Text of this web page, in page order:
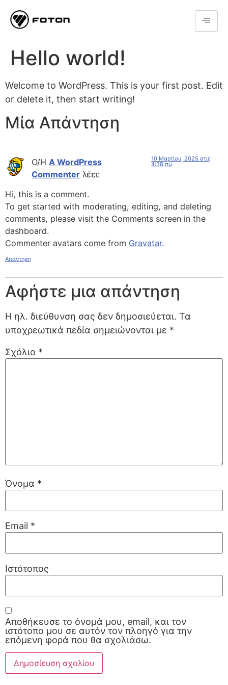
Hello world!
Welcome to WordPress. This is your first post. Edit
or delete it, then start writing!
Μία Απάντηση
Ο/Η A WordPress
Commenter λέει:
10 Μαρτίου, 2025 στις
4:38 πμ
Hi, this is a comment.
To get started with moderating, editing, and deleting
comments, please visit the Comments screen in the
dashboard.
Commenter avatars come from Gravatar.
Απάντηση
Αφήστε μια απάντηση
Η ηλ. διεύθυνση σας δεν δημοσιεύεται. Τα
υποχρεωτικά πεδία σημειώνονται με *
Σχόλιο *
Όνομα *
Email *
Ιστότοπος
Αποθήκευσε το όνομά μου, email, και τον
ιστότοπο μου σε αυτόν τον πλοηγό για την
επόμενη φορά που θα σχολιάσω.